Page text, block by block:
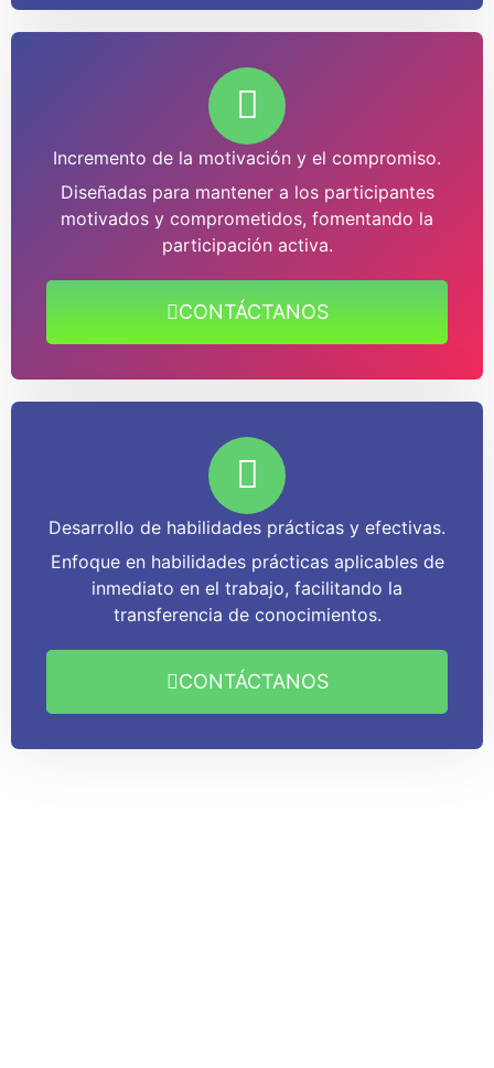
Incremento de la motivación y el compromiso.
Diseñadas para mantener a los participantes
motivados y comprometidos, fomentando la
participación activa.
CONTÁCTANOS
Desarrollo de habilidades prácticas y efectivas.
Enfoque en habilidades prácticas aplicables de
inmediato en el trabajo, facilitando la
transferencia de conocimientos.
CONTÁCTANOS